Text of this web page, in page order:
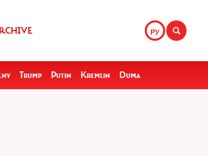
РУ
Trump Putin Kremlin Duma